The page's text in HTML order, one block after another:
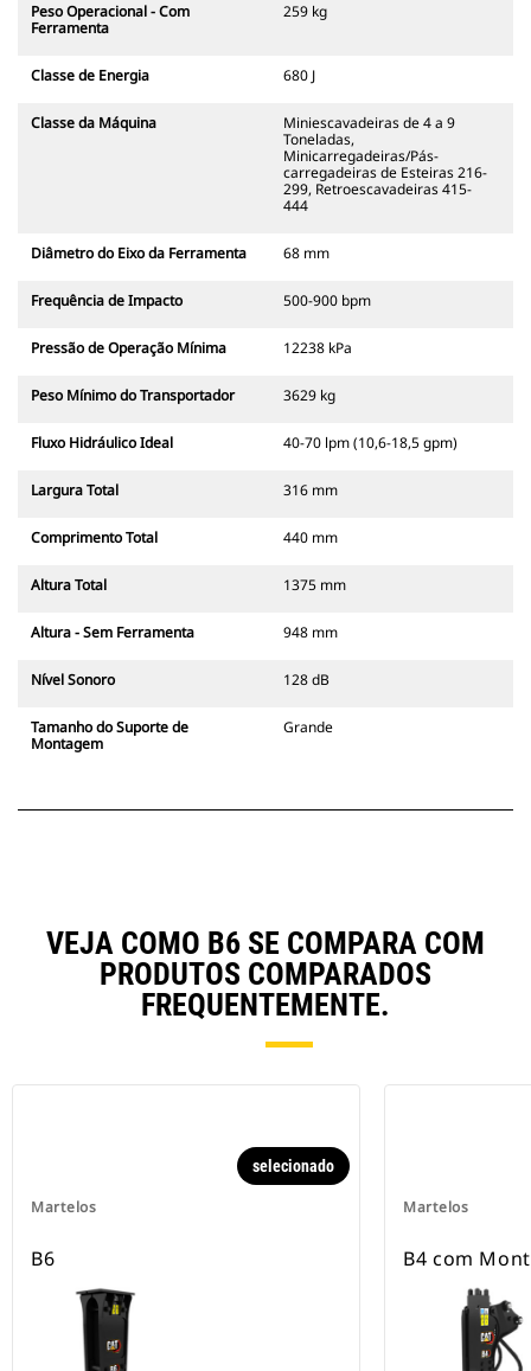
Peso Operacional - Com
Ferramenta
259 kg
Classe de Energia 680 J
Classe da Máquina
Miniescavadeiras de 4 a 9
Toneladas,
Minicarregadeiras/Pás-
carregadeiras de Esteiras 216-
299, Retroescavadeiras 415-
444
Diâmetro do Eixo da Ferramenta 68 mm
Frequência de Impacto 500-900 bpm
Pressão de Operação Mínima 12238 kPa
Peso Mínimo do Transportador 3629 kg
Fluxo Hidráulico Ideal 40-70 lpm (10,6-18,5 gpm)
Largura Total 316 mm
Comprimento Total 440 mm
Altura Total 1375 mm
Altura - Sem Ferramenta 948 mm
Nível Sonoro 128 dB
Tamanho do Suporte de
Montagem
Grande
VEJA COMO B6 SE COMPARA COM
PRODUTOS COMPARADOS
FREQUENTEMENTE.
Martelos
selecionado
B6
Martelos
B4 com